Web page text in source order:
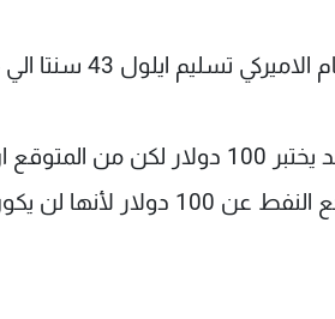
وقال سيتا "برنت قد يختبر 100
الحفاظ على ميزانياتها."